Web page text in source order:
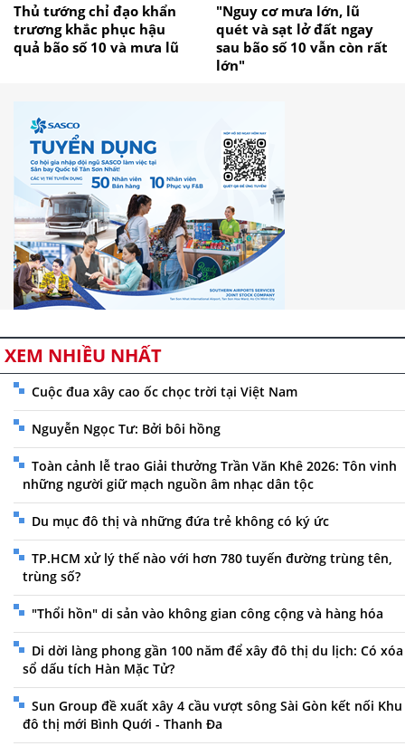
Thủ tướng chỉ đạo khẩn
trương khắc phục hậu
quả bão số 10 và mưa lũ
"Nguy cơ mưa lớn, lũ
quét và sạt lở đất ngay
sau bão số 10 vẫn còn rất
lớn"
XEM NHIỀU NHẤT
Cuộc đua xây cao ốc chọc trời tại Việt Nam
Nguyễn Ngọc Tư: Bởi bôi hồng
Toàn cảnh lễ trao Giải thưởng Trần Văn Khê 2026: Tôn vinh
những người giữ mạch nguồn âm nhạc dân tộc
Du mục đô thị và những đứa trẻ không có ký ức
TP.HCM xử lý thế nào với hơn 780 tuyến đường trùng tên,
trùng số?
"Thổi hồn" di sản vào không gian công cộng và hàng hóa
Di dời làng phong gần 100 năm để xây đô thị du lịch: Có xóa
sổ dấu tích Hàn Mặc Tử?
Sun Group đề xuất xây 4 cầu vượt sông Sài Gòn kết nối Khu
đô thị mới Bình Quới - Thanh Đa